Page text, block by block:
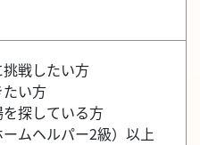
戦したい方
い方
探している方
ムヘルパー2級）以上